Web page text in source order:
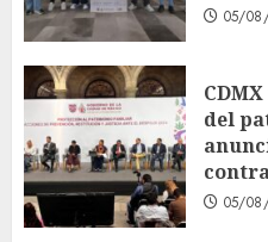
05/
del
05/